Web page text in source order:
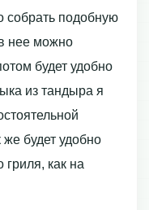
собрать подобную
нее можно
будет удобно
из тандыра я
будет удобно
гриля, как на